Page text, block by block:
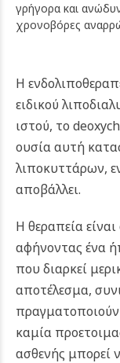
γρήγορα και
χρονοβόρες
Η
ειδικού
ιστού, το
ουσία αυτή
λιποκυττάρων,
αποβάλλει.
Η θεραπεία
αφήνοντας ένα
που διαρκεί
αποτέλεσμα,
καμία
ασθενής μπορεί